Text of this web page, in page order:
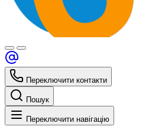
Переключити контакти
Пошук
Переключити навігацію